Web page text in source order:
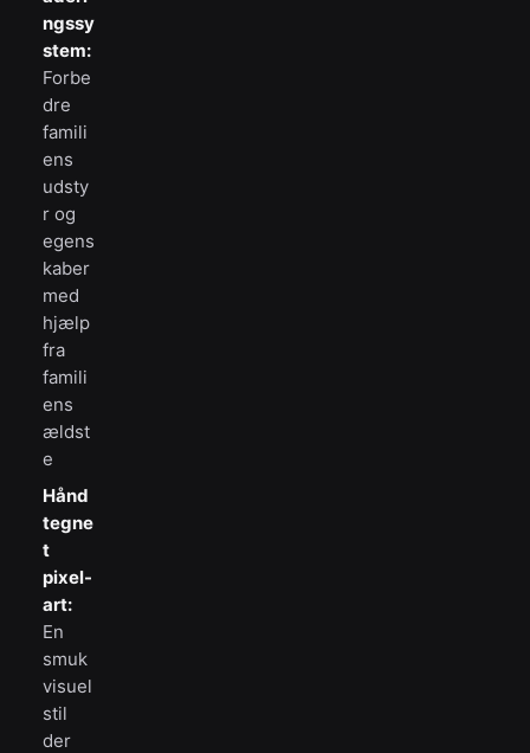
ngssy
stem:
Forbe
dre
famili
ens
udsty
r og
egens
kaber
med
hjælp
fra
famili
ens
ældst
e
Hånd
tegne
t
pixel-
art:
En
smuk
visuel
stil
der